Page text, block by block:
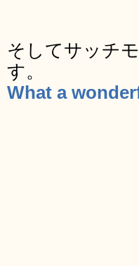
そしてサッチ
す。
What a